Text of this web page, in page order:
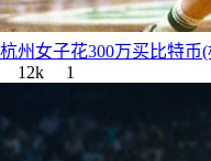
杭州女子花300万买比特币
12k
1